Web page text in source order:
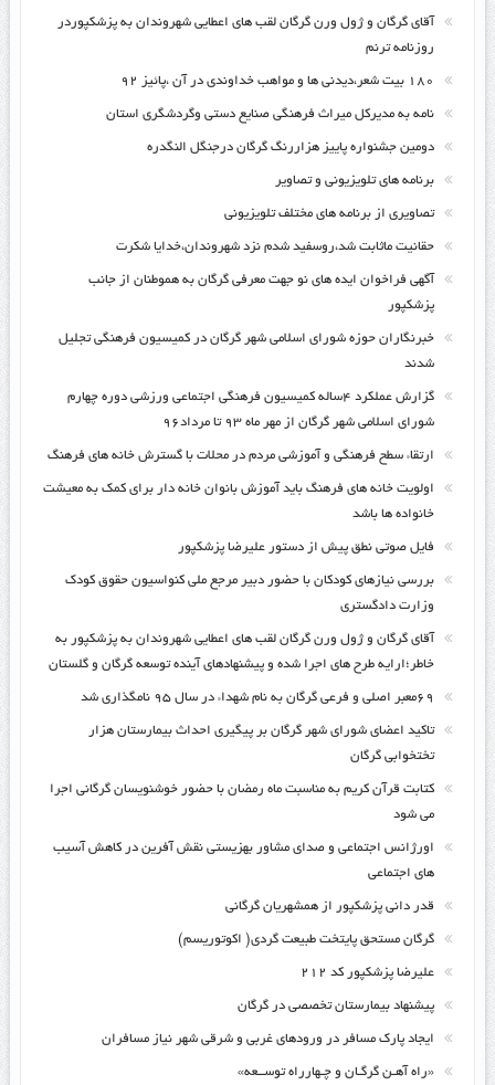
آقای گرگان و ژول ورن گرگان لقب های اعطایی شهروندان به پزشکپوردر
روزنامه ترنم
۱۸۰ بیت شعر،دیدنی ها و مواهب خداوندی در آن ،پائیز ۹۲
نامه به مدیرکل میراث فرهنگی صنایع دستی وگردشگری استان
دومین جشنواره پاییز هزاررنگ گرگان درجنگل النگدره
برنامه های تلویزیونی و تصاویر
تصاویری از برنامه های مختلف تلویزیونی
حقانیت ماثابت شد،روسفید شدم نزد شهروندان،خدایا شکرت
آگهی فراخوان ایده های نو جهت معرفی گرگان به هموطنان از جانب
پزشکپور
خبرنگاران حوزه شورای اسلامی شهر گرگان در کمیسیون فرهنگی تجلیل
شدند
گزارش عملکرد ۴ساله کمیسیون فرهنگی اجتماعی ورزشی دوره چهارم
شورای اسلامی شهر گرگان از مهر ماه ۹۳ تا مرداد۹۶
ارتقاء سطح فرهنگی و آموزشی مردم در محلات با گسترش خانه های فرهنگ
اولویت خانه های فرهنگ باید آموزش بانوان خانه دار برای کمک به معیشت
خانواده ها باشد
فایل صوتی نطق پیش از دستور علیرضا پزشکپور
بررسی نیازهای کودکان با حضور دبیر مرجع ملی کنواسیون حقوق کودک
وزارت دادگستری
آقای گرگان و ژول ورن گرگان لقب های اعطایی شهروندان به پزشکپور به
خاطر؛ارایه طرح های اجرا شده و پیشنهادهای آینده توسعه گرگان و گلستان
۶۹معبر اصلی و فرعی گرگان به نام شهداء در سال ۹۵ نامگذاری شد
تاکید اعضای شورای شهر گرگان بر پیگیری احداث بیمارستان هزار
تختخوابی گرگان
کتابت قرآن کریم به مناسبت ماه رمضان با حضور خوشنویسان گرگانی اجرا
می شود
اورژانس اجتماعی و صدای مشاور بهزیستی نقش آفرین در کاهش آسیب
های اجتماعی
قدر دانی پزشکپور از همشهریان گرگانی
گرگان مستحق پایتخت طبیعت گردی( اکوتوریسم)
علیرضا پزشکپور کد ۲۱۲
پیشنهاد بیمارستان تخصصی در گرگان
ایجاد پارک مسافر در ورودهای غربی و شرقی شهر نیاز مسافران
«راه آهـن گرگـان و چـهارراه توســعه»